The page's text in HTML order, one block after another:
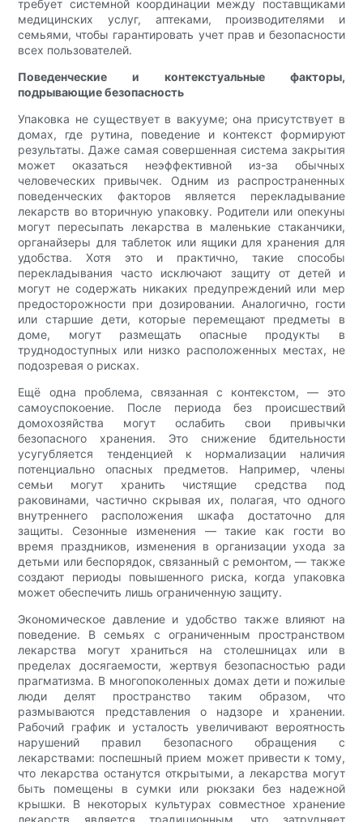
требует системной координации между поставщиками
медицинских услуг, аптеками, производителями и
семьями, чтобы гарантировать учет прав и безопасности
всех пользователей.
Поведенческие и контекстуальные факторы,
подрывающие безопасность
Упаковка не существует в вакууме; она присутствует в
домах, где рутина, поведение и контекст формируют
результаты. Даже самая совершенная система закрытия
может оказаться неэффективной из-за обычных
человеческих привычек. Одним из распространенных
поведенческих факторов является перекладывание
лекарств во вторичную упаковку. Родители или опекуны
могут пересыпать лекарства в маленькие стаканчики,
органайзеры для таблеток или ящики для хранения для
удобства. Хотя это и практично, такие способы
перекладывания часто исключают защиту от детей и
могут не содержать никаких предупреждений или мер
предосторожности при дозировании. Аналогично, гости
или старшие дети, которые перемещают предметы в
доме, могут размещать опасные продукты в
труднодоступных или низко расположенных местах, не
подозревая о рисках.
Ещё одна проблема, связанная с контекстом, — это
самоуспокоение. После периода без происшествий
домохозяйства могут ослабить свои привычки
безопасного хранения. Это снижение бдительности
усугубляется тенденцией к нормализации наличия
потенциально опасных предметов. Например, члены
семьи могут хранить чистящие средства под
раковинами, частично скрывая их, полагая, что одного
внутреннего расположения шкафа достаточно для
защиты. Сезонные изменения — такие как гости во
время праздников, изменения в организации ухода за
детьми или беспорядок, связанный с ремонтом, — также
создают периоды повышенного риска, когда упаковка
может обеспечить лишь ограниченную защиту.
Экономическое давление и удобство также влияют на
поведение. В семьях с ограниченным пространством
лекарства могут храниться на столешницах или в
пределах досягаемости, жертвуя безопасностью ради
прагматизма. В многопоколенных домах дети и пожилые
люди делят пространство таким образом, что
размываются представления о надзоре и хранении.
Рабочий график и усталость увеличивают вероятность
нарушений правил безопасного обращения с
лекарствами: поспешный прием может привести к тому,
что лекарства останутся открытыми, а лекарства могут
быть помещены в сумки или рюкзаки без надежной
крышки. В некоторых культурах совместное хранение